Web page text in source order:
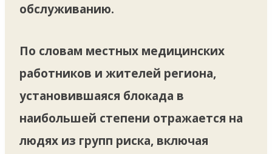
обслуживанию.
По словам местных медицинских
работников и жителей региона,
установившаяся блокада в
наибольшей степени отражается на
людях из групп риска, включая